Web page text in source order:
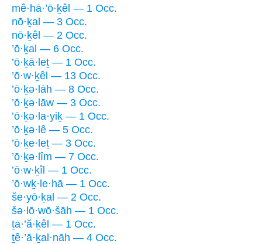
mê·hā·’ō·ḵêl — 1 Occ.
nō·ḵal — 3 Occ.
nō·ḵêl — 2 Occ.
’ō·ḵal — 6 Occ.
’ō·ḵā·leṯ — 1 Occ.
’ō·w·ḵêl — 13 Occ.
’ō·ḵə·lāh — 8 Occ.
’ō·ḵə·lāw — 3 Occ.
’ō·ḵə·la·yiḵ — 1 Occ.
’ō·ḵə·lê — 5 Occ.
’ō·ḵe·leṯ — 3 Occ.
’ō·ḵə·lîm — 7 Occ.
’ō·w·ḵîl — 1 Occ.
’ō·wḵ·le·hā — 1 Occ.
še·yō·ḵal — 2 Occ.
šə·lō·wō·šāh — 1 Occ.
ṯa·’ă·ḵêl — 1 Occ.
ṯê·’ā·ḵal·nāh — 4 Occ.